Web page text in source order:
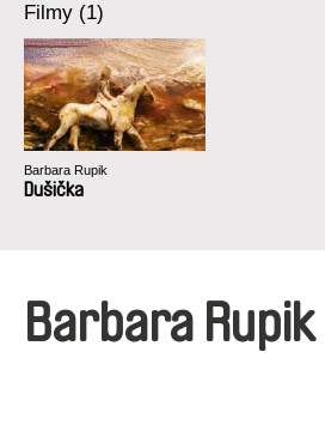
Filmy (1)
Barbara Rupik
Dušička
Barbara Rupik